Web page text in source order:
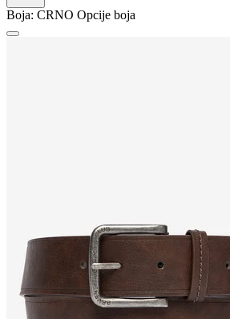
Boja: CRNO Opcije boja